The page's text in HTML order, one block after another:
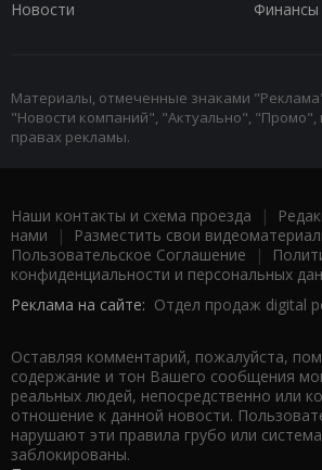
Новости
Финансы
Материалы, отмеченные знаками
"Новости компаний", "Актуально", "Промо",
правах рекламы.
Наши контакты и схема проезда |
нами | Разместить свои
Пользовательское Соглашение |
конфиденциальности и персональных
Реклама на сайте: Отдел продаж digital
Оставляя комментарий, пожалуйста,
содержание и тон Вашего сообщения
реальных людей, непосредственно или
отношение к данной новости.
нарушают эти правила грубо или
заблокированы.